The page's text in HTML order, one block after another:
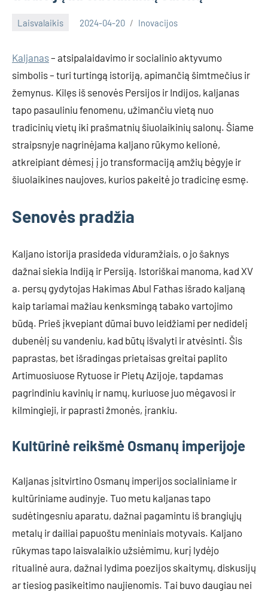
Laisvalaikis 2024-04-20 Inovacijos
Kaljanas– atsipalaidavimo ir socialinio aktyvumo
simbolis – turi turtingą istoriją, apimančią šimtmečius ir
žemynus. Kilęs iš senovės Persijos ir Indijos, kaljanas
tapo pasauliniu fenomenu, užimančiu vietą nuo
tradicinių vietų iki prašmatnių šiuolaikinių salonų. Šiame
straipsnyje nagrinėjama kaljano rūkymo kelionė,
atkreipiant dėmesį į jo transformaciją amžių bėgyje ir
šiuolaikines naujoves, kurios pakeitė jo tradicinę esmę.
Senovės pradžia
Kaljano istorija prasideda viduramžiais, o jo šaknys
dažnai siekia Indiją ir Persiją. Istoriškai manoma, kad XV
a. persų gydytojas Hakimas Abul Fathas išrado kaljaną
kaip tariamai mažiau kenksmingą tabako vartojimo
būdą. Prieš įkvepiant dūmai buvo leidžiami per nedidelį
dubenėlį su vandeniu, kad būtų išvalyti ir atvėsinti. Šis
paprastas, bet išradingas prietaisas greitai paplito
Artimuosiuose Rytuose ir Pietų Azijoje, tapdamas
pagrindiniu kavinių ir namų, kuriuose juo mėgavosi ir
kilmingieji, ir paprasti žmonės, įrankiu.
Kultūrinė reikšmė Osmanų imperijoje
Kaljanas įsitvirtino Osmanų imperijos socialiniame ir
kultūriniame audinyje. Tuo metu kaljanas tapo
sudėtingesniu aparatu, dažnai pagamintu iš brangiųjų
metalų ir dailiai papuoštu meniniais motyvais. Kaljano
rūkymas tapo laisvalaikio užsiėmimu, kurį lydėjo
ritualinė aura, dažnai lydima poezijos skaitymų, diskusijų
ar tiesiog pasikeitimo naujienomis. Tai buvo daugiau nei